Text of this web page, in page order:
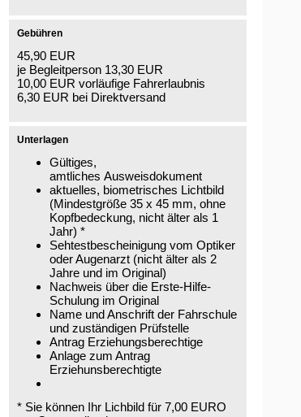
Gebühren
45,90 EUR
je Begleitperson 13,30 EUR
10,00 EUR vorläufige Fahrerlaubnis
6,30 EUR bei Direktversand
Unterlagen
Gültiges,
amtliches Ausweisdokument
aktuelles, biometrisches Lichtbild
(Mindestgröße 35 x 45 mm, ohne
Kopfbedeckung, nicht älter als 1
Jahr) *
Sehtestbescheinigung vom Optiker
oder Augenarzt (nicht älter als 2
Jahre und im Original)
Nachweis über die Erste-Hilfe-
Schulung im Original
Name und Anschrift der Fahrschule
und zuständigen Prüfstelle
Antrag Erziehungsberechtige
Anlage zum Antrag
Erziehunsberechtigte
* Sie können Ihr Lichbild für 7,00 EURO